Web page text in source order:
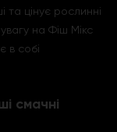
та цінує рослинні
на Фіш Мікс
в собі
смачні